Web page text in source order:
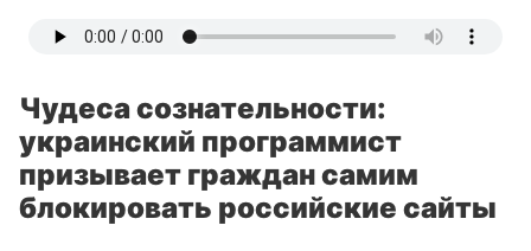
Чудеса сознательности:
украинский программист
призывает граждан самим
блокировать российские сайты